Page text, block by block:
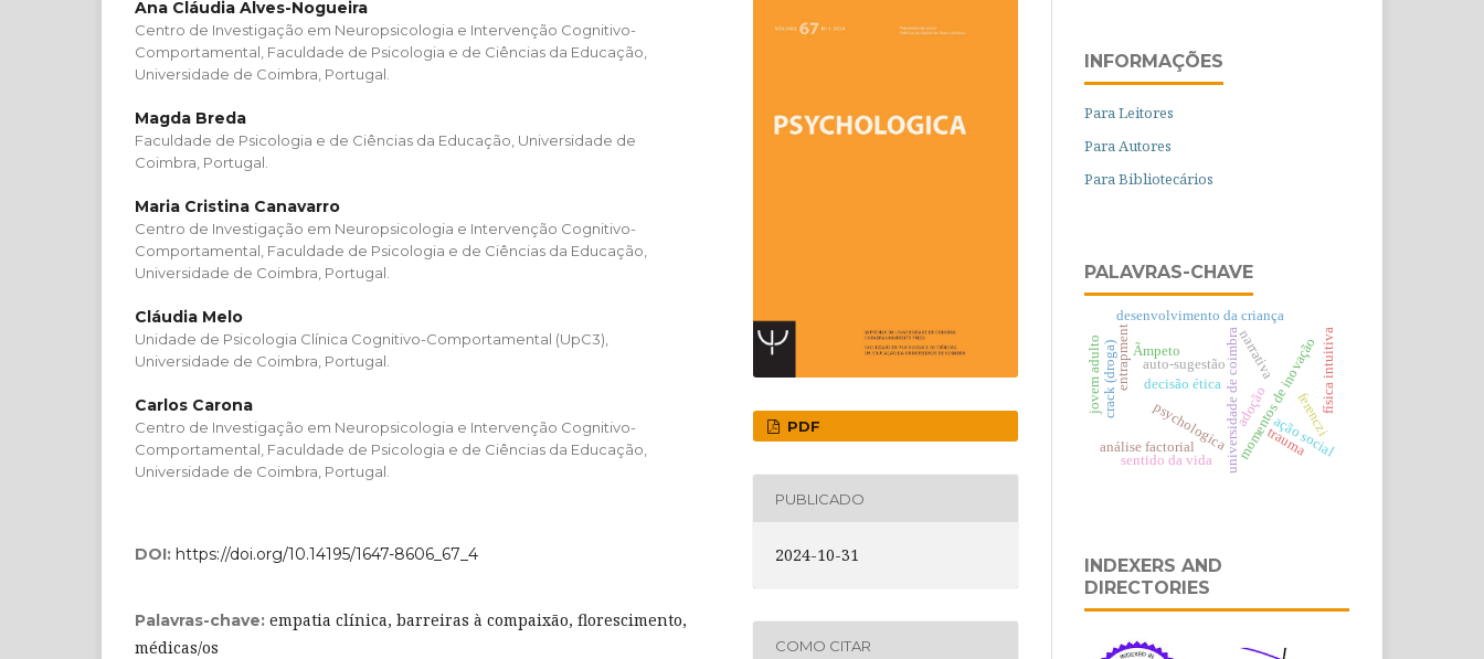
Ana Cláudia Alves-Nogueira
Centro de Investigação em Neuropsicologia e Intervenção Cognitivo-
Comportamental, Faculdade de Psicologia e de Ciências da Educação,
Universidade de Coimbra, Portugal.
Magda Breda
Faculdade de Psicologia e de Ciências da Educação, Universidade de
Coimbra, Portugal.
Maria Cristina Canavarro
Centro de Investigação em Neuropsicologia e Intervenção Cognitivo-
Comportamental, Faculdade de Psicologia e de Ciências da Educação,
Universidade de Coimbra, Portugal.
Cláudia Melo
Unidade de Psicologia Clínica Cognitivo-Comportamental (UpC3),
Universidade de Coimbra, Portugal.
Carlos Carona
Centro de Investigação em Neuropsicologia e Intervenção Cognitivo-
Comportamental, Faculdade de Psicologia e de Ciências da Educação,
Universidade de Coimbra, Portugal.
DOI: https://doi.org/10.14195/1647-8606_67_4
Palavras-chave: empatia clínica, barreiras à compaixão, florescimento,
médicas/os
PDF
PUBLICADO
2024-10-31
COMO CITAR
INFORMAÇÕES
Para Leitores
Para Autores
Para Bibliotecários
PALAVRAS-CHAVE
auto-sugestãouniversidade de coimbra
psychologica
desenvolvimento da criança
análise factorial
narrativa
momentos de inovação
entrapment
crack (droga)
ação social
jovem adulto decisão ética
ferenczi
trauma
sentido da vida
física intuitiva
Ãmpeto
adoção
INDEXERS AND
DIRECTORIES